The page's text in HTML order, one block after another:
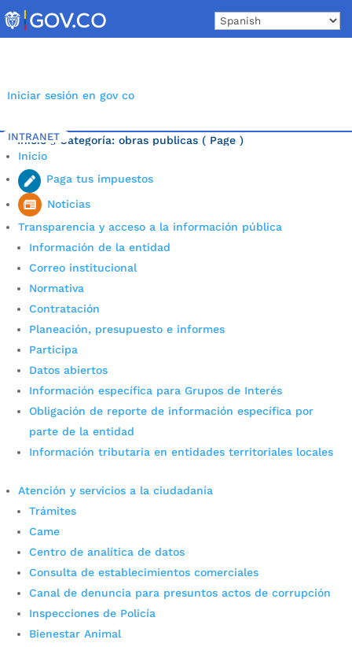
to
content
Iniciar sesión en gov co
INTRANET
Inicio
Paga tus impuestos
Noticias
Transparencia y acceso a la información pública
Información de la entidad
Correo institucional
Normativa
Contratación
Planeación, presupuesto e informes
Participa
Datos abiertos
Información específica para Grupos de Interés
Obligación de reporte de información específica por
parte de la entidad
Información tributaria en entidades territoriales locales
Atención y servicios a la ciudadanía
Trámites
Came
Centro de analítica de datos
Consulta de establecimientos comerciales
Canal de denuncia para presuntos actos de corrupción
Inspecciones de Policía
Bienestar Animal
Inicio 5 Categoría: obras publicas ( Page )
Última noticia.
Negocios nocturnos en Cuadra
incumplir norma de ruido
ambiental
poradmin_prensa|May 30, 2025
Durante un operativo de control, la Alcaldía de
Bucaramanga aplicó medidas de cierre a negocios
ruido permitidos, según la resolución 0627 de...
leer más